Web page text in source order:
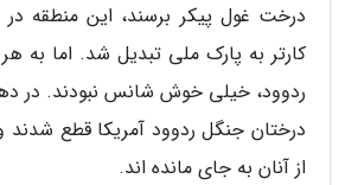
درخت غول پیکر برسند، این منطقه در
کارتر به پارک ملی تبدیل شد. اما به
از آنان به جای مانده اند.